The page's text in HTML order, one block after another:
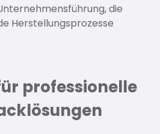
die
Herstellungsprozesse
professionelle